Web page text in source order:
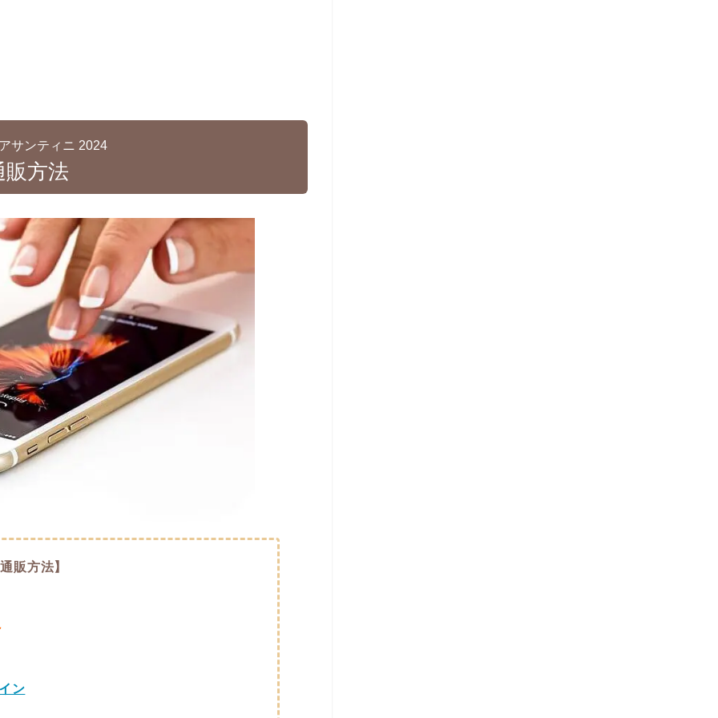
サンティニ 2024
販方法
販方法】
ン